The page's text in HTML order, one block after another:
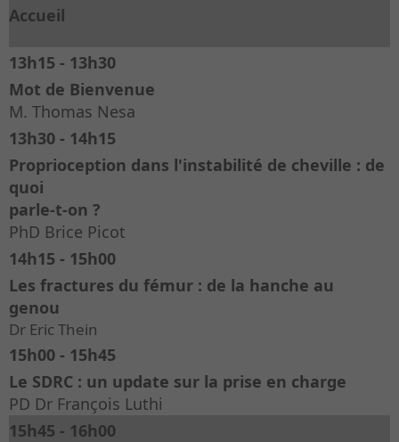
Accueil
13h15 - 13h30
Mot de Bienvenue
M. Thomas Nesa
13h30 - 14h15
Proprioception dans l'instabilité de cheville : de
quoi
parle-t-on ?
PhD Brice Picot
14h15 - 15h00
Les fractures du fémur : de la hanche au
genou
Dr Eric Thein
15h00 - 15h45
Le SDRC : un update sur la prise en charge
PD Dr François Luthi
15h45 - 16h00